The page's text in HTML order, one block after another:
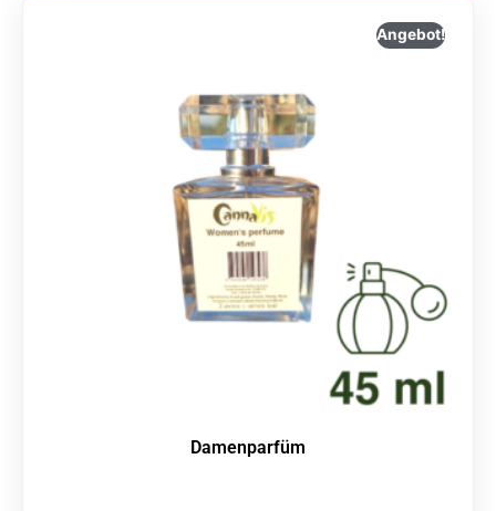
Angebot!
Damenparfüm